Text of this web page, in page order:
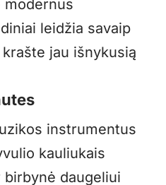
modernūs
leidžia savaip
jau išnykusią
instrumentus
kauliukais
daugeliui